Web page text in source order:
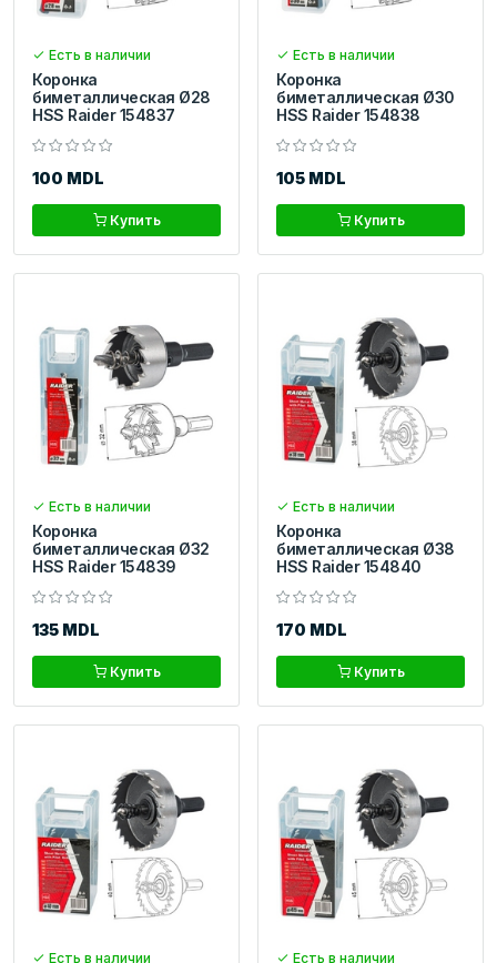
Есть в наличии
Коронка
биметаллическая Ø28
HSS Raider 154837
100 MDL
Купить
Есть в наличии
Коронка
биметаллическая Ø30
HSS Raider 154838
105 MDL
Купить
Есть в наличии
Коронка
биметаллическая Ø32
HSS Raider 154839
135 MDL
Купить
Есть в наличии
Коронка
биметаллическая Ø38
HSS Raider 154840
170 MDL
Купить
Есть в наличии Есть в наличии